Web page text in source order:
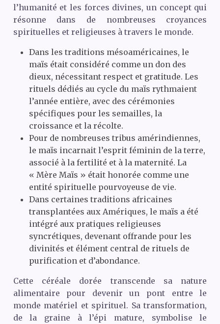
l’humanité et les forces divines, un concept qui
résonne dans de nombreuses croyances
spirituelles et religieuses à travers le monde.
Dans les traditions mésoaméricaines, le
maïs était considéré comme un don des
dieux, nécessitant respect et gratitude. Les
rituels dédiés au cycle du maïs rythmaient
l’année entière, avec des cérémonies
spécifiques pour les semailles, la
croissance et la récolte.
Pour de nombreuses tribus amérindiennes,
le maïs incarnait l’esprit féminin de la terre,
associé à la fertilité et à la maternité. La
« Mère Maïs » était honorée comme une
entité spirituelle pourvoyeuse de vie.
Dans certaines traditions africaines
transplantées aux Amériques, le maïs a été
intégré aux pratiques religieuses
syncrétiques, devenant offrande pour les
divinités et élément central de rituels de
purification et d’abondance.
Cette céréale dorée transcende sa nature
alimentaire pour devenir un pont entre le
monde matériel et spirituel. Sa transformation,
de la graine à l’épi mature, symbolise le